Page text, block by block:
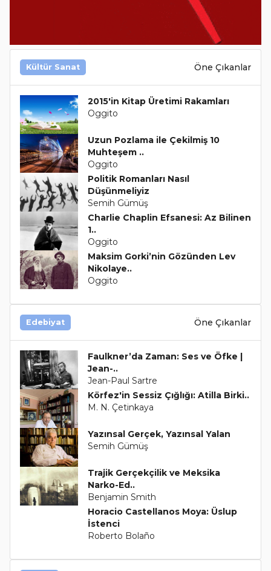
Kültür Sanat Öne Çıkanlar
2015'in Kitap Üretimi Rakamları
Oggito
Uzun Pozlama ile Çekilmiş 10
Muhteşem ..
Oggito
Politik Romanları Nasıl
Düşünmeliyiz
Semih Gümüş
Charlie Chaplin Efsanesi: Az Bilinen
1..
Oggito
Maksim Gorki’nin Gözünden Lev
Nikolaye..
Oggito
Edebiyat Öne Çıkanlar
Faulkner’da Zaman: Ses ve Öfke |
Jean-..
Jean-Paul Sartre
Körfez'in Sessiz Çığlığı: Atilla Birki..
M. N. Çetinkaya
Yazınsal Gerçek, Yazınsal Yalan
Semih Gümüş
Trajik Gerçekçilik ve Meksika
Narko-Ed..
Benjamin Smith
Horacio Castellanos Moya: Üslup
İstenci
Roberto Bolaño